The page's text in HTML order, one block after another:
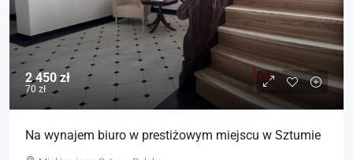
2 450 zł
70 zł
Na wynajem biuro w prestiżowym miejscu w Sztumie